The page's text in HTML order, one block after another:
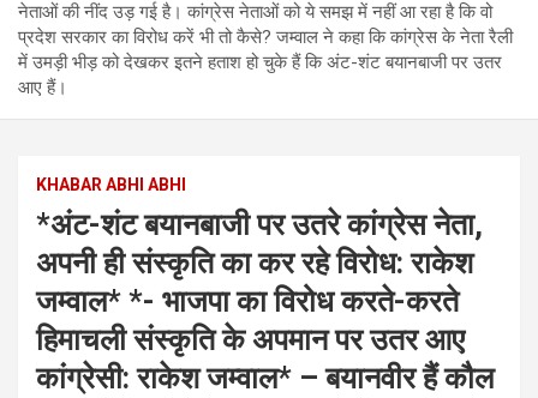
नेताओं की नींद उड़ गई है। कांग्रेस नेताओं को ये समझ में नहीं आ रहा है कि वो
प्रदेश सरकार का विरोध करें भी तो कैसे? जम्वाल ने कहा कि कांग्रेस के नेता रैली
में उमड़ी भीड़ को देखकर इतने हताश हो चुके हैं कि अंट-शंट बयानबाजी पर उतर
आए हैं।
KHABAR ABHI ABHI
*अंट-शंट बयानबाजी पर उतरे कांग्रेस नेता,
अपनी ही संस्कृति का कर रहे विरोध: राकेश
जम्वाल* *- भाजपा का विरोध करते-करते
हिमाचली संस्कृति के अपमान पर उतर आए
कांग्रेसी: राकेश जम्वाल* – बयानवीर हैं कौल